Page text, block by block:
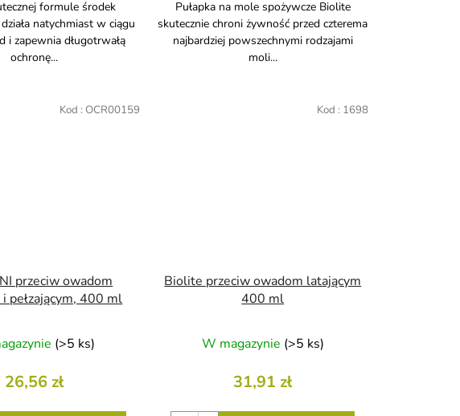
formule środek
natychmiast w ciągu
i zapewnia długotrwałą
ochronę...
Pułapka na mole spożywcze Biolite
skutecznie chroni żywność przed czterema
najbardziej powszechnymi rodzajami
moli...
przeciw owadom
pełzającym, 400 ml
(>5 ks)
26,56 zł
Kod : OCR00159
Biolite przeciw owadom latającym
400 ml
W magazynie (>5 ks)
31,91 zł
Kod : 1698